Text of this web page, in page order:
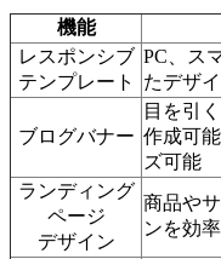
機能
レスポンシブ
テンプレート
PC、ス
たデザ
ブログバナー
目を引
作成可
ズ可能
ランディング
ページ
デザイン
商品や
ンを効